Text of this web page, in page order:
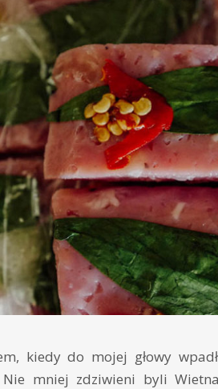
kiedy do mojej głowy
Nie mniej zdziwieni byli